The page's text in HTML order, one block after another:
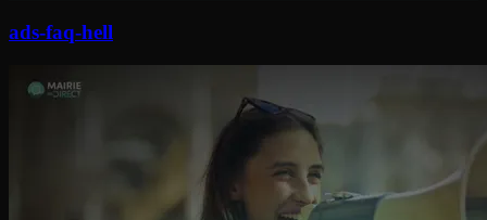
ads-faq-hell